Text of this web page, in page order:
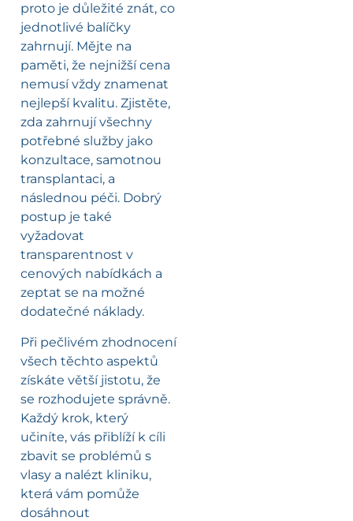
proto je důležité znát, co
jednotlivé balíčky
zahrnují. Mějte na
paměti, že nejnižší cena
nemusí vždy znamenat
nejlepší kvalitu. Zjistěte,
zda zahrnují všechny
potřebné služby jako
konzultace, samotnou
transplantaci, a
následnou péči. Dobrý
postup je také
vyžadovat
transparentnost v
cenových nabídkách a
zeptat se na možné
dodatečné náklady.
Při pečlivém zhodnocení
všech těchto aspektů
získáte větší jistotu, že
se rozhodujete správně.
Každý krok, který
učiníte, vás přiblíží k cíli
zbavit se problémů s
vlasy a nalézt kliniku,
která vám pomůže
dosáhnout